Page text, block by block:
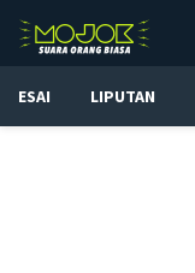
ESAI LIPUTAN